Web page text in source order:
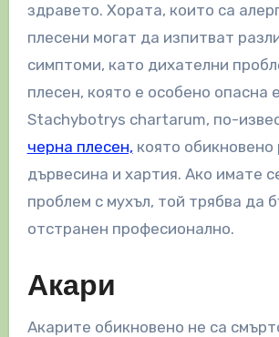
здравето. Хората, които са
плесени могат да изпитват
симптоми, като дихателни
плесен, която е особено опасна е
Stachybotrys chartarum, по-
черна плесен, която обикновено
дървесина и хартия. Ако имате
проблем с мухъл, той трябва да
отстранен професионално.
Акари
Акарите обикновено не са